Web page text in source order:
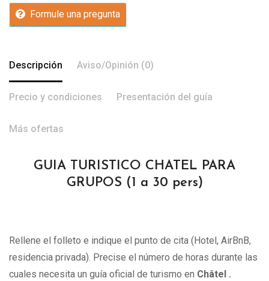
Formule una pregunta
Descripción Aviso/Opinión (0)
Precio y condiciones Presentación del guía
Más ofertas
GUIA TURISTICO CHATEL PARA
GRUPOS (1 a 30 pers)
Rellene el folleto e indique el punto de cita (Hotel, AirBnB,
residencia privada). Precise el número de horas durante las
cuales necesita un guía oficial de turismo en Châtel .